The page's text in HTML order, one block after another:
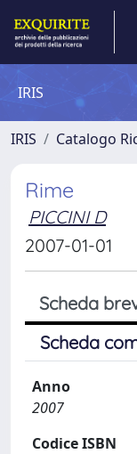
IRIS
IRIS Catalogo
Rime
PICCINI D
2007-01-01
Scheda
Scheda
Anno
2007
Codice ISBN